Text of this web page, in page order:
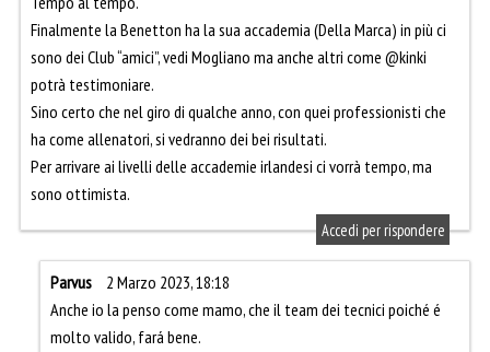
Finalmente la Benetton ha la sua accademia (Della Marca) in più ci
sono dei Club “amici”, vedi Mogliano ma anche altri come @kinki
potrà testimoniare.
Sino certo che nel giro di qualche anno, con quei professionisti che
ha come allenatori, si vedranno dei bei risultati.
Per arrivare ai livelli delle accademie irlandesi ci vorrà tempo, ma
sono ottimista.
Accedi per rispondere
Parvus
2 Marzo 2023, 18:18
Anche io la penso come mamo, che il team dei tecnici poiché é
molto valido, fará bene.